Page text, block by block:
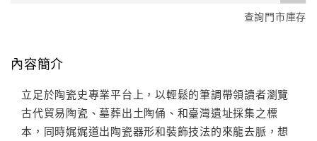
查詢門市庫存
內容簡介
立足於陶瓷史專業平台上，以輕鬆的筆調帶領讀者瀏覽
古代貿易陶瓷、墓葬出土陶俑、和臺灣遺址採集之標
本，同時娓娓道出陶瓷器形和裝飾技法的來龍去脈，想